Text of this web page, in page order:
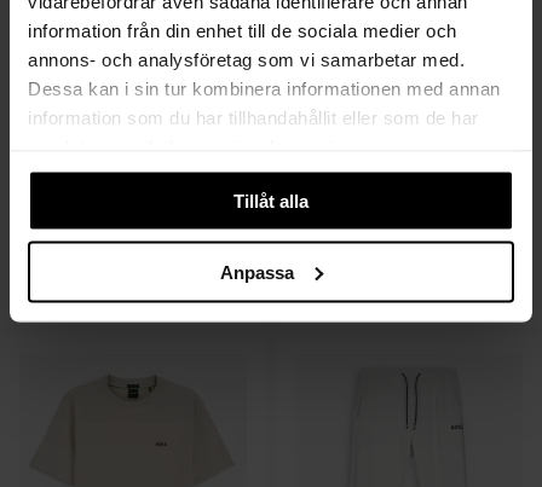
information från din enhet till de sociala medier och
annons- och analysföretag som vi samarbetar med.
Dessa kan i sin tur kombinera informationen med annan
information som du har tillhandahållit eller som de har
Tillåt alla
Anpassa
BOSS GREEN
600 SEK
SW_TOC Spin FZ
BOSS GREEN
2 699 SEK
1 619 SEK